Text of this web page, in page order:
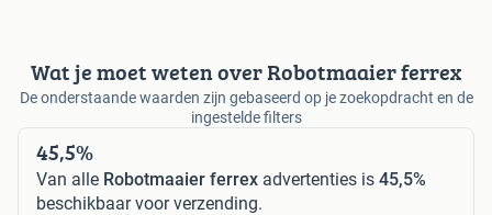
Wat je moet weten over Robotmaaier ferrex
De onderstaande waarden zijn gebaseerd op je zoekopdracht en de
ingestelde filters
45,5%
Van alle Robotmaaier ferrex advertenties is 45,5%
beschikbaar voor verzending.